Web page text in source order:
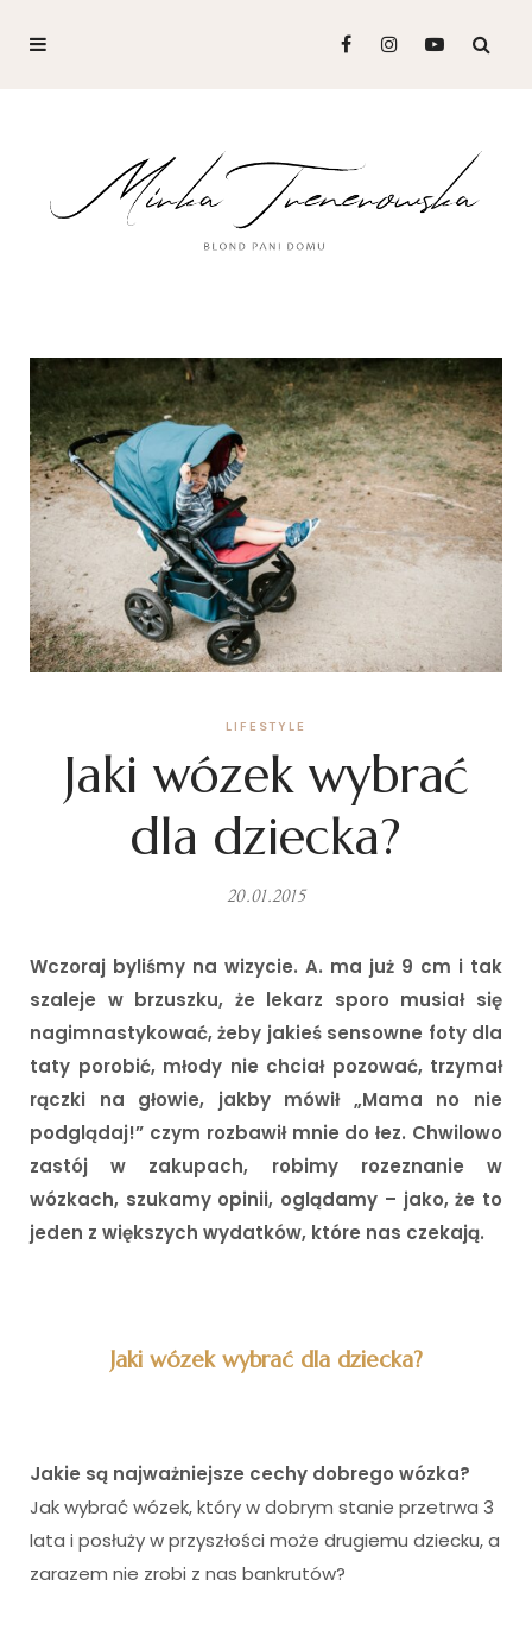
LIFESTYLE
Jaki wózek wybrać
dla dziecka?
20.01.2015
Wczoraj byliśmy na wizycie. A. ma już 9 cm i tak
szaleje w brzuszku, że lekarz sporo musiał się
nagimnastykować, żeby jakieś sensowne foty dla
taty porobić, młody nie chciał pozować, trzymał
rączki na głowie, jakby mówił „Mama no nie
podglądaj!” czym rozbawił mnie do łez. Chwilowo
zastój w zakupach, robimy rozeznanie w
wózkach, szukamy opinii, oglądamy – jako, że to
jeden z większych wydatków, które nas czekają.
Jaki wózek wybrać dla dziecka?
Jakie są najważniejsze cechy dobrego wózka?
Jak wybrać wózek, który w dobrym stanie przetrwa 3
lata i posłuży w przyszłości może drugiemu dziecku, a
zarazem nie zrobi z nas bankrutów?